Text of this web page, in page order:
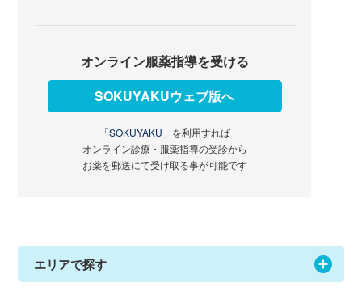
オンライン服薬指導を受ける
SOKUYAKUウェブ版へ
「SOKUYAKU」 を利用すれば
オンライン診療・服薬指導の受診から
お薬を郵送にて受け取る事が可能です
エリアで探す